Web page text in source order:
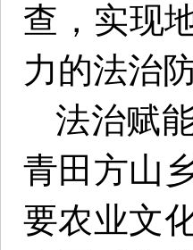
查，实现
力的法治
法治赋
青田方山
要农业文